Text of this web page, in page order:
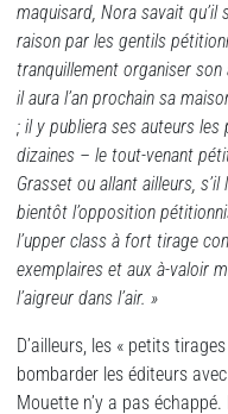
maquisard, Nora savait
raison par les gentils
tranquillement organiser son
il aura l’an prochain sa
; il y publiera ses auteurs les
dizaines – le tout-venant
Grasset ou allant ailleurs,
bientôt l’opposition
l’upper class à fort tirage
exemplaires et aux à-valoir
l’aigreur dans l’air. »
D’ailleurs, les « petits
bombarder les éditeurs
Mouette n’y a pas